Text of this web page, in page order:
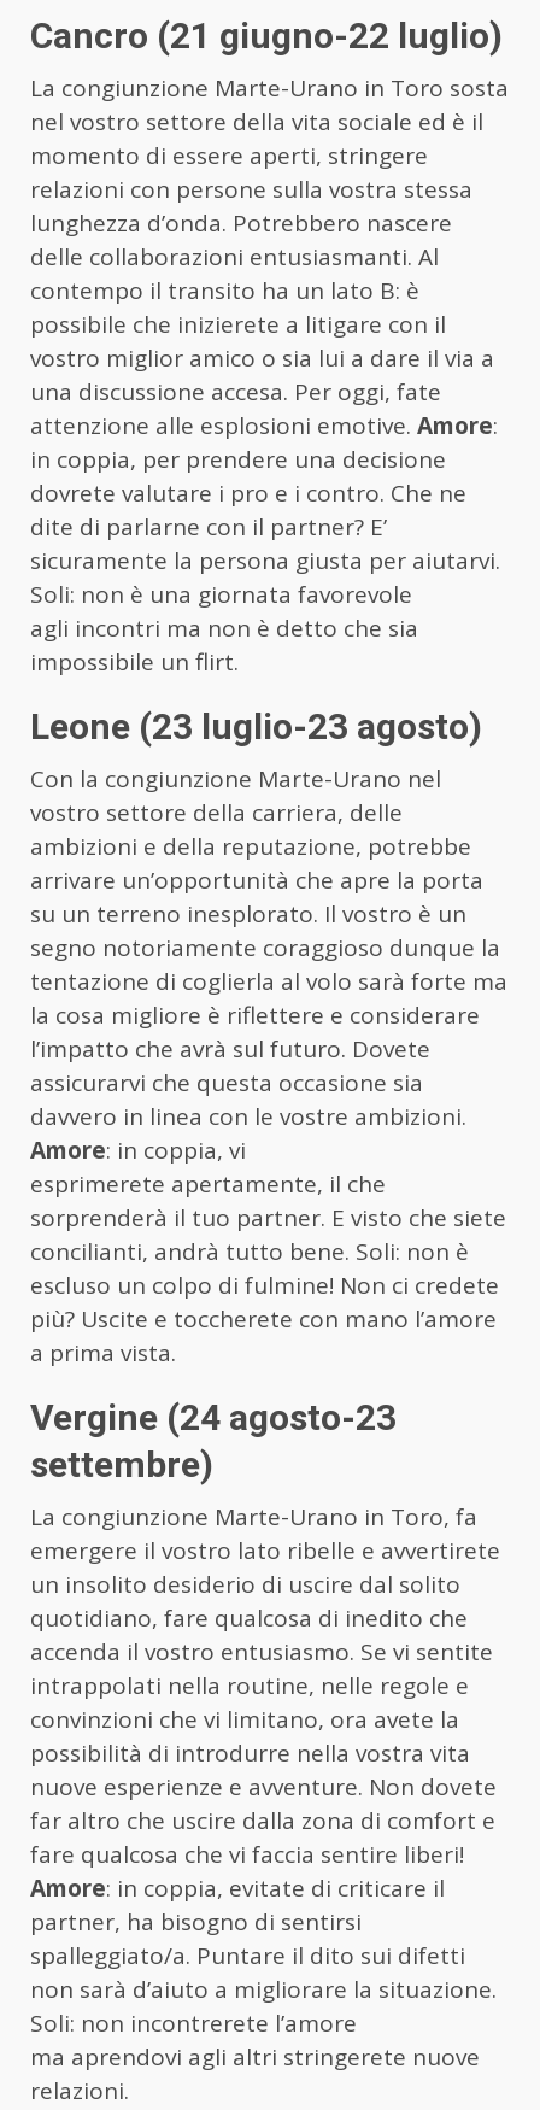
Cancro (21 giugno-22 luglio)
La congiunzione Marte-Urano in Toro sosta
nel vostro settore della vita sociale ed è il
momento di essere aperti, stringere
relazioni con persone sulla vostra stessa
lunghezza d’onda. Potrebbero nascere
delle collaborazioni entusiasmanti. Al
contempo il transito ha un lato B: è
possibile che inizierete a litigare con il
vostro miglior amico o sia lui a dare il via a
una discussione accesa. Per oggi, fate
attenzione alle esplosioni emotive. Amore:
in coppia, per prendere una decisione
dovrete valutare i pro e i contro. Che ne
dite di parlarne con il partner? E’
sicuramente la persona giusta per aiutarvi.
Soli: non è una giornata favorevole
agli incontri ma non è detto che sia
impossibile un flirt.
Leone (23 luglio-23 agosto)
Con la congiunzione Marte-Urano nel
vostro settore della carriera, delle
ambizioni e della reputazione, potrebbe
arrivare un’opportunità che apre la porta
su un terreno inesplorato. Il vostro è un
segno notoriamente coraggioso dunque la
tentazione di coglierla al volo sarà forte ma
la cosa migliore è riflettere e considerare
l’impatto che avrà sul futuro. Dovete
assicurarvi che questa occasione sia
davvero in linea con le vostre ambizioni.
Amore: in coppia, vi
esprimerete apertamente, il che
sorprenderà il tuo partner. E visto che siete
concilianti, andrà tutto bene. Soli: non è
escluso un colpo di fulmine! Non ci credete
più? Uscite e toccherete con mano l’amore
a prima vista.
Vergine (24 agosto-23
settembre)
La congiunzione Marte-Urano in Toro, fa
emergere il vostro lato ribelle e avvertirete
un insolito desiderio di uscire dal solito
quotidiano, fare qualcosa di inedito che
accenda il vostro entusiasmo. Se vi sentite
intrappolati nella routine, nelle regole e
convinzioni che vi limitano, ora avete la
possibilità di introdurre nella vostra vita
nuove esperienze e avventure. Non dovete
far altro che uscire dalla zona di comfort e
fare qualcosa che vi faccia sentire liberi!
Amore: in coppia, evitate di criticare il
partner, ha bisogno di sentirsi
spalleggiato/a. Puntare il dito sui difetti
non sarà d’aiuto a migliorare la situazione.
Soli: non incontrerete l’amore
ma aprendovi agli altri stringerete nuove
relazioni.